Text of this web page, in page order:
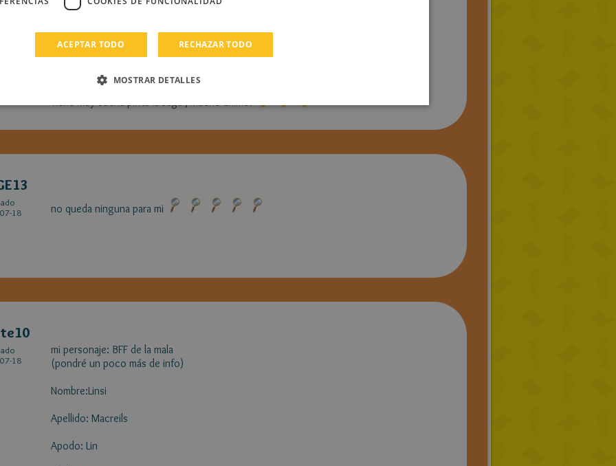
Nombre: María Barbieri
Edad:17 años
Tiene muy buena pinta la saga , mucho animo.
18
no queda ninguna para mi
18
mi personaje: BFF de la mala
(pondré un poco más de info)
Nombre:Linsi
Apellido: Macreils
Apodo: Lin
TURKISH
GREEK
RUSSIAN
ACEPTAR TODO RECHAZAR TODO
MOSTRAR DETALLES